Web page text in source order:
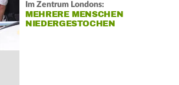
Im Zentrum Londons:
MEHRERE MENSCHEN
NIEDERGESTOCHEN